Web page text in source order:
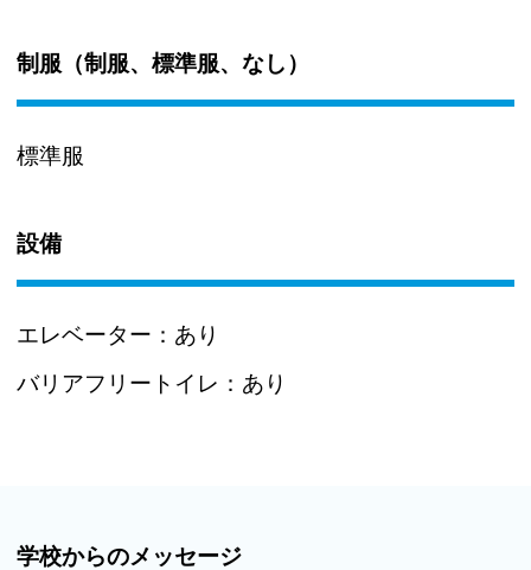
制服（制服、標準服、なし）
標準服
設備
エレベーター： あり
バリアフリートイレ： あり
学校からのメッセージ